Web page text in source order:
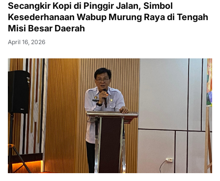
Secangkir Kopi di Pinggir Jalan, Simbol
Kesederhanaan Wabup Murung Raya di Tengah
Misi Besar Daerah
April 16, 2026